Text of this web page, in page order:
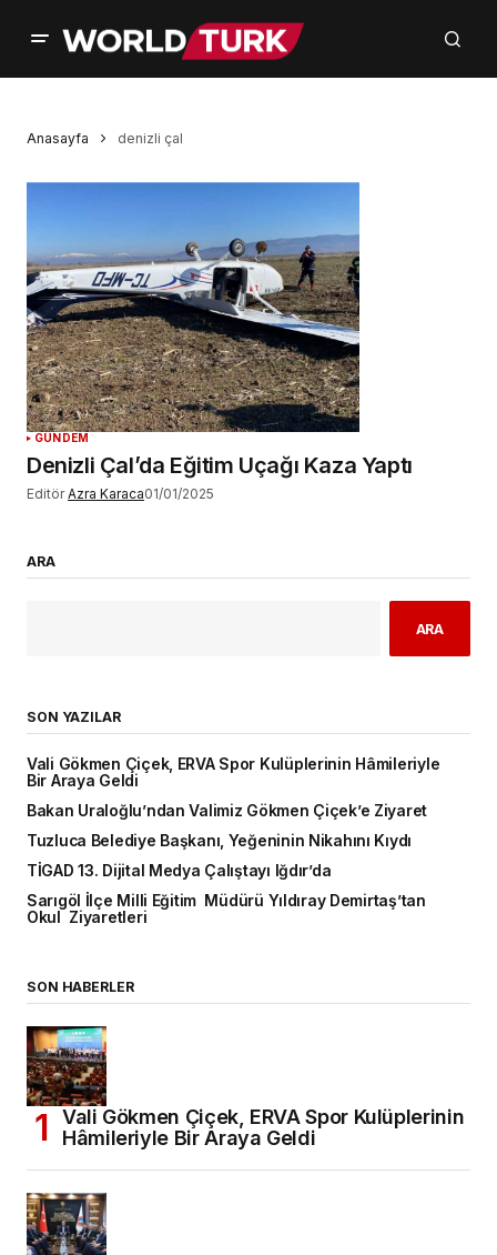
Anasayfa denizli çal
GÜNDEM
Denizli Çal’da Eğitim Uçağı Kaza Yaptı
Editör Azra Karaca01/01/2025
ARA
ARA
SON YAZILAR
Vali Gökmen Çiçek, ERVA Spor Kulüplerinin Hâmileriyle
Bir Araya Geldi
Bakan Uraloğlu’ndan Valimiz Gökmen Çiçek’e Ziyaret
Tuzluca Belediye Başkanı, Yeğeninin Nikahını Kıydı
TİGAD 13. Dijital Medya Çalıştayı Iğdır’da
Sarıgöl İlçe Milli Eğitim Müdürü Yıldıray Demirtaş’tan
Okul Ziyaretleri
SON HABERLER
Vali Gökmen Çiçek, ERVA Spor Kulüplerinin
Hâmileriyle Bir Araya Geldi